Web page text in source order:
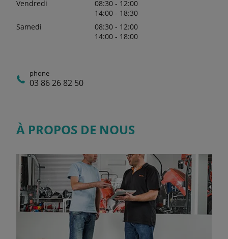
Vendredi
08:30 - 12:00
14:00 - 18:30
Samedi
08:30 - 12:00
14:00 - 18:00
phone
03 86 26 82 50
À PROPOS DE NOUS